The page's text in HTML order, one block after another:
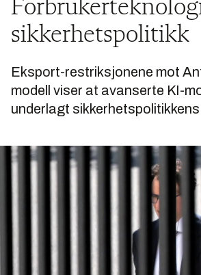
sikkerhetspolitikk
Eksport-restriksjonene mot
modell viser at avanserte KI-
underlagt sikkerhetspolitikkens